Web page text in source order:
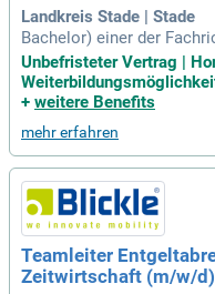
Landkreis Stade | Stade
Bachelor) einer der
alversicherungsrecht
Unbefristeter Vertrag |
+ weitere Benefits
mehr erfahren
Teamleiter
Zeitwirtschaft (m/w/d)